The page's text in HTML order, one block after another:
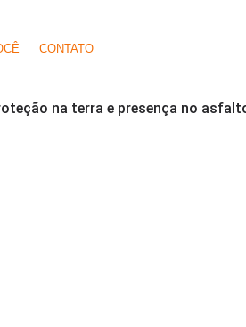
CONTATO
na terra e presença no